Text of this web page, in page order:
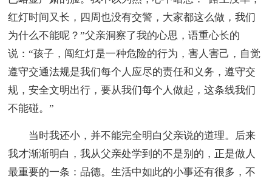
红灯时间又长，四周也没有交警，大家都这么做，我们
为什么不能呢？”父亲洞察了我的心思，语重心长的
说：“孩子，闯红灯是一种危险的行为，害人害己，自觉
遵守交通法规是我们每个人应尽的责任和义务，遵守交
规，安全文明出行，要从我们每个人做起，这条线我们
不能碰。”
当时我还小，并不能完全明白父亲说的道理。后来
我才渐渐明白，我从父亲处学到的不是别的，正是做人
最重要的一条：品德。生活中如此的小事还有很多，不